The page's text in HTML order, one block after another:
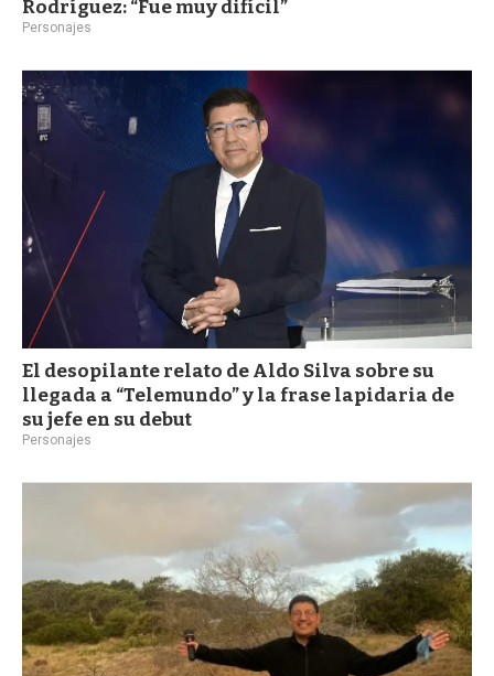
Rodríguez: “Fue muy difícil”
Personajes
El desopilante relato de Aldo Silva sobre su
llegada a “Telemundo” y la frase lapidaria de
su jefe en su debut
Personajes